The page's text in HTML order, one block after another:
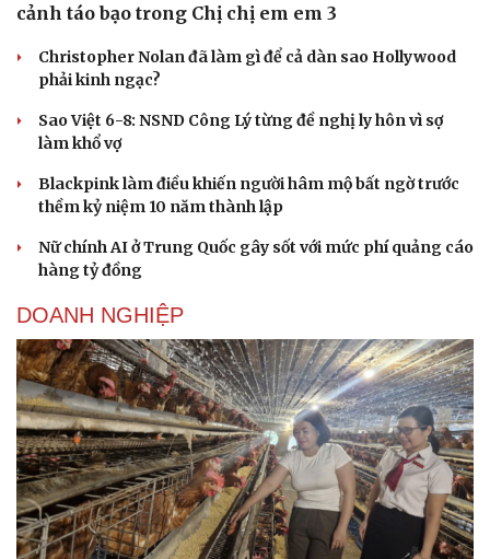
Văn hóa
Sân khấu - Điện ảnh
Âm nhạc
Di sản
Sao Việt
cảnh táo bạo trong Chị chị em em 3
Christopher Nolan đã làm gì để cả dàn sao Hollywood
phải kinh ngạc?
Sao Việt 6-8: NSND Công Lý từng đề nghị ly hôn vì sợ
làm khổ vợ
Blackpink làm điều khiến người hâm mộ bất ngờ trước
thềm kỷ niệm 10 năm thành lập
Nữ chính AI ở Trung Quốc gây sốt với mức phí quảng cáo
hàng tỷ đồng
DOANH NGHIỆP